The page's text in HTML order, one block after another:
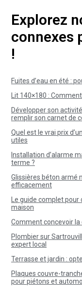
Explorez
connexes
!
Fuites d’eau en été :
Lit 140×180 :
Développer son
remplir son carnet de
Quel est le vrai prix
utiles
Installation d’alarme
terme ?
Glissières béton armé
efficacement
Le guide complet
maison
Comment concevoir la
Plombier sur
expert local
Terrasse et jardin :
Plaques couvre-
pour piétons et